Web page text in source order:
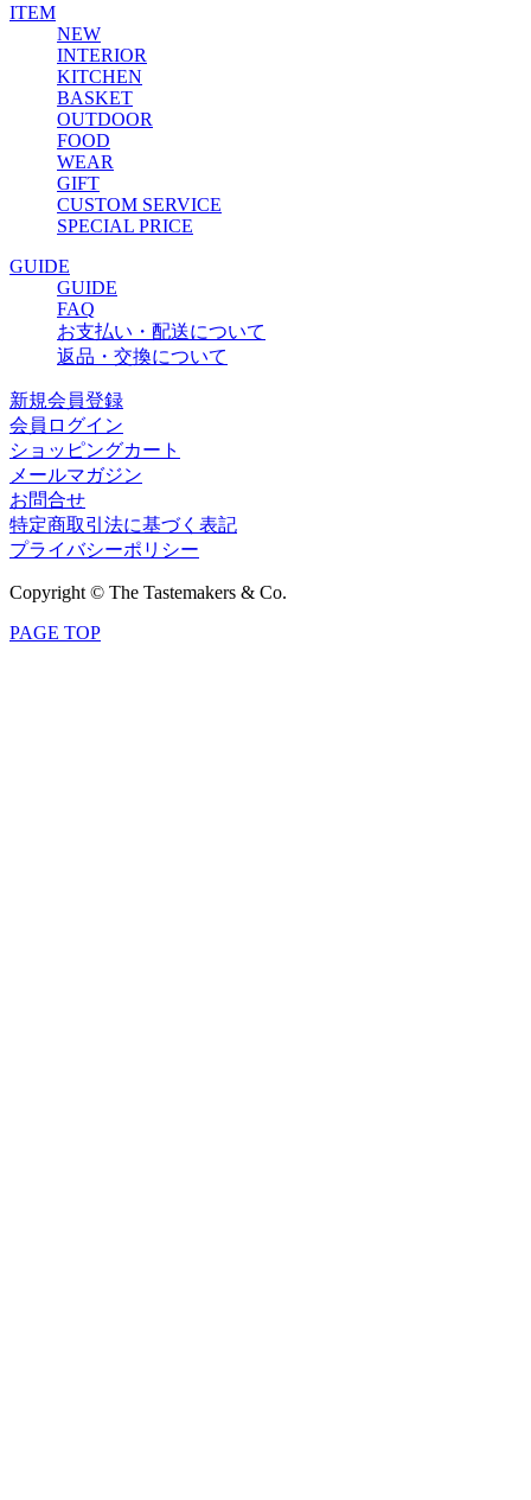
ITEM
NEW
INTERIOR
KITCHEN
BASKET
OUTDOOR
FOOD
WEAR
GIFT
CUSTOM SERVICE
SPECIAL PRICE
GUIDE
GUIDE
FAQ
お支払い・配送について
返品・交換について
新規会員登録
会員ログイン
ショッピングカート
メールマガジン
お問合せ
特定商取引法に基づく表記
プライバシーポリシー
Copyright © The Tastemakers & Co.
PAGE TOP